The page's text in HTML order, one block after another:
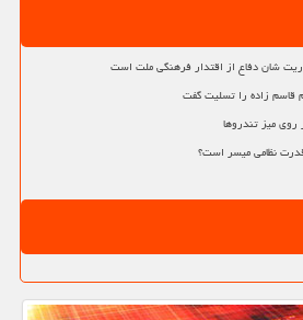
شان دفاع از اقتدار فرهنگی ملت است
قاسم زاده را تسلیت گفت
روی میز تندروها
قدرت نظامی میسر است؟